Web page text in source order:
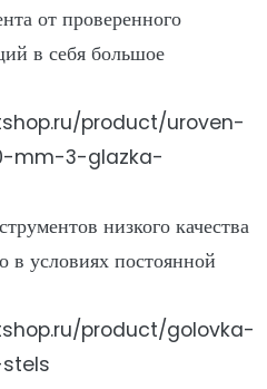
от проверенного
в себя большое
product/uroven-
mm-3-glazka-
низкого качества
в условиях постоянной
product/golovka-